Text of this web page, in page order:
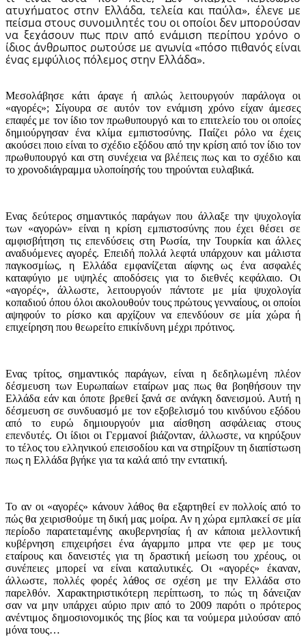
ατυχήματος στην Ελλάδα, τελεία και παύλα», έλεγε με
πείσμα στους συνομιλητές του οι οποίοι δεν μπορούσαν
να ξεχάσουν πως πριν από ενάμιση περίπου χρόνο ο
ίδιος άνθρωπος ρωτούσε με αγωνία «πόσο πιθανός είναι
ένας εμφύλιος πόλεμος στην Ελλάδα».
Μεσολάβησε κάτι άραγε ή απλώς λειτουργούν παράλογα οι
«αγορές»; Σίγουρα σε αυτόν τον ενάμιση χρόνο είχαν άμεσες
επαφές με τον ίδιο τον πρωθυπουργό και το επιτελείο του οι οποίες
δημιούργησαν ένα κλίμα εμπιστοσύνης. Παίζει ρόλο να έχεις
ακούσει ποιο είναι το σχέδιο εξόδου από την κρίση από τον ίδιο τον
πρωθυπουργό και στη συνέχεια να βλέπεις πως και το σχέδιο και
το χρονοδιάγραμμα υλοποίησής του τηρούνται ευλαβικά.
Ενας δεύτερος σημαντικός παράγων που άλλαξε την ψυχολογία
των «αγορών» είναι η κρίση εμπιστοσύνης που έχει θέσει σε
αμφισβήτηση τις επενδύσεις στη Ρωσία, την Τουρκία και άλλες
αναδυόμενες αγορές. Επειδή πολλά λεφτά υπάρχουν και μάλιστα
παγκοσμίως, η Ελλάδα εμφανίζεται αίφνης ως ένα ασφαλές
καταφύγιο με υψηλές αποδόσεις για το διεθνές κεφάλαιο. Οι
«αγορές», άλλωστε, λειτουργούν πάντοτε με μία ψυχολογία
κοπαδιού όπου όλοι ακολουθούν τους πρώτους γενναίους, οι οποίοι
αψηφούν το ρίσκο και αρχίζουν να επενδύουν σε μία χώρα ή
επιχείρηση που θεωρείτο επικίνδυνη μέχρι πρότινος.
Ενας τρίτος, σημαντικός παράγων, είναι η δεδηλωμένη πλέον
δέσμευση των Ευρωπαίων εταίρων μας πως θα βοηθήσουν την
Ελλάδα εάν και όποτε βρεθεί ξανά σε ανάγκη δανεισμού. Αυτή η
δέσμευση σε συνδυασμό με τον εξοβελισμό του κινδύνου εξόδου
από το ευρώ δημιουργούν μια αίσθηση ασφάλειας στους
επενδυτές. Οι ίδιοι οι Γερμανοί βιάζονταν, άλλωστε, να κηρύξουν
το τέλος του ελληνικού επεισοδίου και να στηρίξουν τη διαπίστωση
πως η Ελλάδα βγήκε για τα καλά από την εντατική.
Το αν οι «αγορές» κάνουν λάθος θα εξαρτηθεί εν πολλοίς από το
πώς θα χειρισθούμε τη δική μας μοίρα. Αν η χώρα εμπλακεί σε μία
περίοδο παρατεταμένης ακυβερνησίας ή αν κάποια μελλοντική
κυβέρνηση επιχειρήσει ένα άγαρμπο μπρα ντε φερ με τους
εταίρους και δανειστές για τη δραστική μείωση του χρέους, οι
συνέπειες μπορεί να είναι καταλυτικές. Οι «αγορές» έκαναν,
άλλωστε, πολλές φορές λάθος σε σχέση με την Ελλάδα στο
παρελθόν. Χαρακτηριστικότερη περίπτωση, το πώς τη δάνειζαν
σαν να μην υπάρχει αύριο πριν από το 2009 παρότι ο πρότερος
ανέντιμος δημοσιονομικός της βίος και τα νούμερα μιλούσαν από
μόνα τους…